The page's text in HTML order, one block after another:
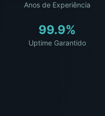
Anos de Experiência
99.9%
Uptime Garantido